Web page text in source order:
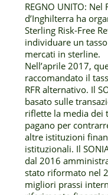
REGNO UNITO:
d’Inghilterra ha
Sterling Risk-Free
individuare un
mercati in sterline.
Nell’aprile 2017,
raccomandato il
RFR alternativo. Il
basato sulle
riflette la media dei
pagano per
altre istituzioni
istituzionali. Il
dal 2016
stato riformato nel
migliori prassi